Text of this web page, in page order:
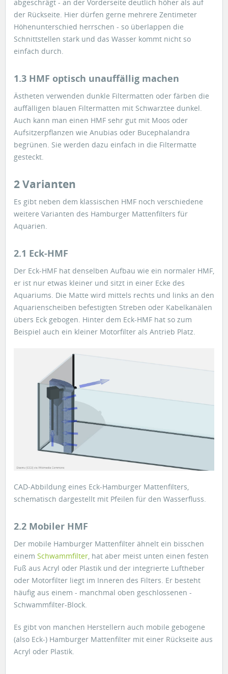
abgeschrägt - an der Vorderseite deutlich höher als auf
der Rückseite. Hier dürfen gerne mehrere Zentimeter
Höhenunterschied herrschen - so überlappen die
Schnittstellen stark und das Wasser kommt nicht so
einfach durch.
1.3 HMF optisch unauffällig machen
Ästheten verwenden dunkle Filtermatten oder färben die
auffälligen blauen Filtermatten mit Schwarztee dunkel.
Auch kann man einen HMF sehr gut mit Moos oder
Aufsitzerpflanzen wie Anubias oder Bucephalandra
begrünen. Sie werden dazu einfach in die Filtermatte
gesteckt.
2 Varianten
Es gibt neben dem klassischen HMF noch verschiedene
weitere Varianten des Hamburger Mattenfilters für
Aquarien.
2.1 Eck-HMF
Der Eck-HMF hat denselben Aufbau wie ein normaler HMF,
er ist nur etwas kleiner und sitzt in einer Ecke des
Aquariums. Die Matte wird mittels rechts und links an den
Aquarienscheiben befestigten Streben oder Kabelkanälen
übers Eck gebogen. Hinter dem Eck-HMF hat so zum
Beispiel auch ein kleiner Motorfilter als Antrieb Platz.
CAD-Abbildung eines Eck-Hamburger Mattenfilters,
schematisch dargestellt mit Pfeilen für den Wasserfluss.
2.2 Mobiler HMF
Der mobile Hamburger Mattenfilter ähnelt ein bisschen
einem Schwammfilter, hat aber meist unten einen festen
Fuß aus Acryl oder Plastik und der integrierte Luftheber
oder Motorfilter liegt im Inneren des Filters. Er besteht
häufig aus einem - manchmal oben geschlossenen -
Schwammfilter-Block.
Es gibt von manchen Herstellern auch mobile gebogene
(also Eck-) Hamburger Mattenfilter mit einer Rückseite aus
Acryl oder Plastik.